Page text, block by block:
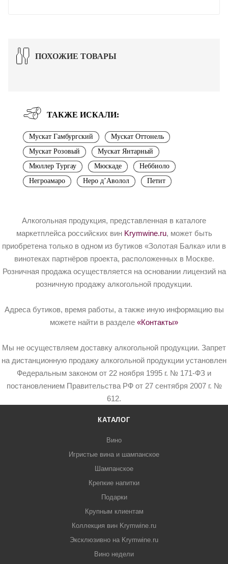
ПОХОЖИЕ ТОВАРЫ
ТАКЖЕ ИСКАЛИ:
Мускат Гамбургский
Мускат Оттонель
Мускат Розовый
Мускат Янтарный
Мюллер Тургау
Мюскаде
Неббиоло
Негроамаро
Неро д’Аволол Петит
Алкогольная продукция, представленная в каталоге
маркетплейса российских вин Krymwine.ru, может быть
приобретена только в одном из бутиков «Золотая Балка» или в
винотеках партнёров проекта, расположенных в Москве.
Розничная продажа осуществляется на основании лицензий на
розничную продажу алкогольной продукции.
Адреса бутиков, время работы, а также иную информацию вы
можете найти в разделе «Контакты»
Мы не осуществляем доставку алкогольной продукции. Запрет
на дистанционную продажу алкогольной продукции установлен
Федеральным законом от 22 ноября 1995 г. № 171-ФЗ и
постановлением Правительства РФ от 27 сентября 2007 г. №
612.
КАТАЛОГ
Вино
Игристые вина и шампанское
Шампанское
Крепкие напитки
Подарки
Крупным клиентам
Коллекция вин Krymwine.ru
Эксклюзивно на Krymwine.ru
Вино недели